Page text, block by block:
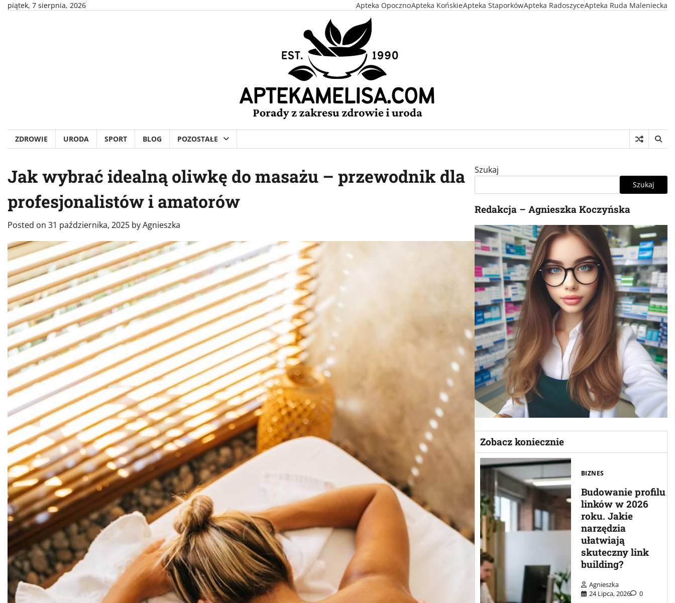
Skippiątek, 7 sierpnia, 2026 Apteka OpocznoApteka KońskieApteka StaporkówApteka RadoszyceApteka Ruda Maleniecka
ZDROWIE URODA SPORT BLOG POZOSTAŁE
Jak wybrać idealną oliwkę do masażu – przewodnik dla
profesjonalistów i amatorów
Posted on 31 października, 2025 byAgnieszka
Szukaj
Szukaj
Redakcja – Agnieszka Koczyńska
Zobacz koniecznie
BIZNES
Budowanie profilu
linków w 2026
roku. Jakie
narzędzia
ułatwiają
skuteczny link
building?
Agnieszka
24 Lipca, 2026
0